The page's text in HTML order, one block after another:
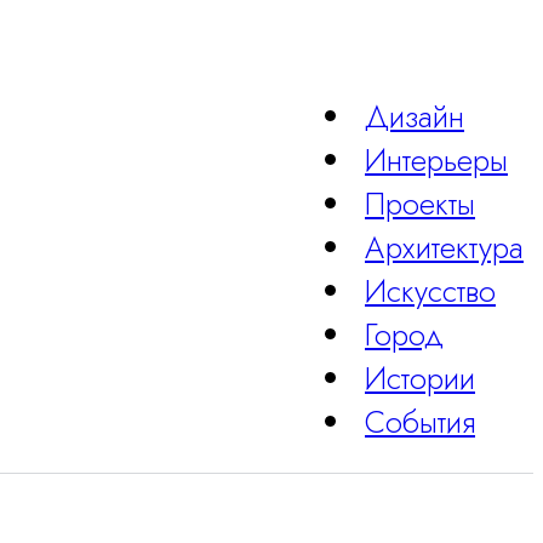
Дизайн
Интерьеры
Проекты
Архитектура
Искусство
Город
Истории
События